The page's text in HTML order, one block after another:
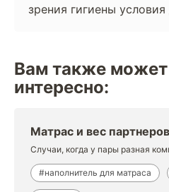
зрения гигиены
Вам также
интересно:
Матрас и вес партнеров
Случаи, когда у пары разная
#наполнитель для матраса